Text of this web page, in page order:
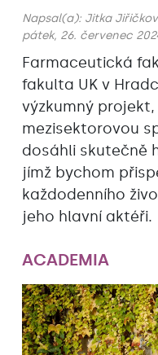
Napsal(a): Jitka
pátek, 26. červenec
Farmaceutická
fakulta UK v
výzkumný
mezisektorovou
dosáhli skutečně
jímž bychom
každodenního
jeho hlavní aktéři.
ACADEMIA